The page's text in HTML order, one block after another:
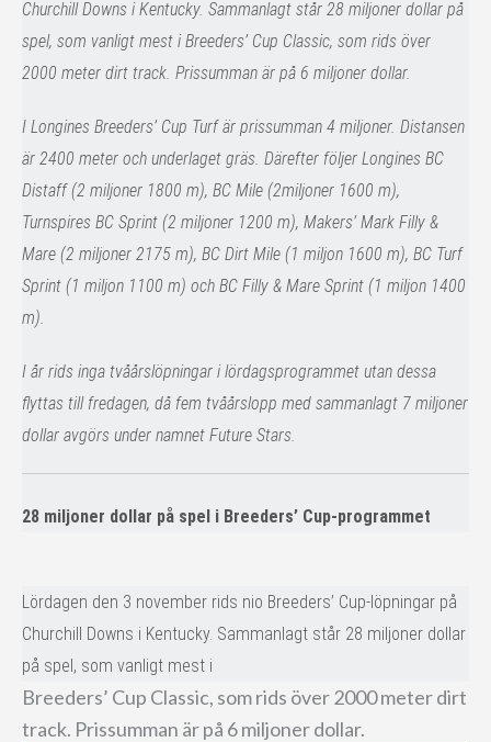
Churchill Downs i Kentucky. Sammanlagt står 28 miljoner dollar på
spel, som vanligt mest i Breeders’ Cup Classic, som rids över
2000 meter dirt track. Prissumman är på 6 miljoner dollar.
I Longines Breeders’ Cup Turf är prissumman 4 miljoner. Distansen
är 2400 meter och underlaget gräs. Därefter följer Longines BC
Distaff (2 miljoner 1800 m), BC Mile (2miljoner 1600 m),
Turnspires BC Sprint (2 miljoner 1200 m), Makers’ Mark Filly &
Mare (2 miljoner 2175 m), BC Dirt Mile (1 miljon 1600 m), BC Turf
Sprint (1 miljon 1100 m) och BC Filly & Mare Sprint (1 miljon 1400
m).
I år rids inga tvåårslöpningar i lördagsprogrammet utan dessa
flyttas till fredagen, då fem tvåårslopp med sammanlagt 7 miljoner
dollar avgörs under namnet Future Stars.
28 miljoner dollar på spel i Breeders’ Cup-programmet
Lördagen den 3 november rids nio Breeders’ Cup-löpningar på
Churchill Downs i Kentucky. Sammanlagt står 28 miljoner dollar
på spel, som vanligt mest i
Breeders’ Cup Classic, som rids över 2000 meter dirt
track. Prissumman är på 6 miljoner dollar.